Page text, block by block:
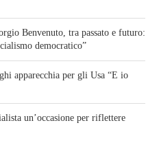
Benvenuto, tra passato e futuro:
democratico”
apparecchia per gli Usa “E io
un’occasione per riflettere